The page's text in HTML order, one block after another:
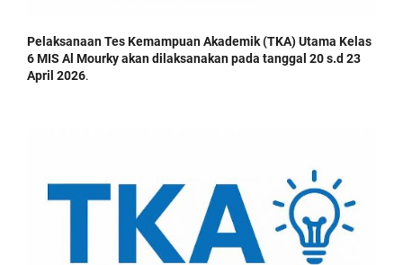
Pelaksanaan Tes Kemampuan Akademik (TKA) Utama Kelas
6 MIS Al Mourky akan dilaksanakan pada tanggal 20 s.d 23
April 2026.